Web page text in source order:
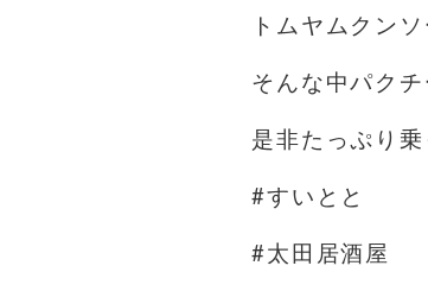
トムヤムクン
そんな中パク
是非たっぷり
#すいとと
#太田居酒屋